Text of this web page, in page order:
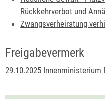
Rückkehrverbot und
Zwangsverheiratung
Freigabevermerk
29.10.2025 Innenministerium